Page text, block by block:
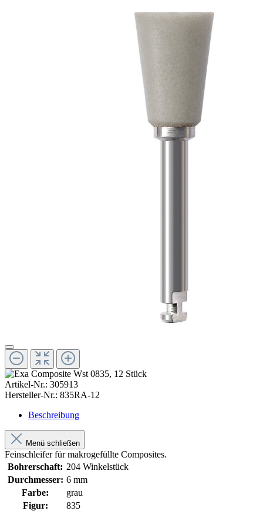
Artikel-Nr.: 305913
Hersteller-Nr.: 835RA-12
Beschreibung
Menü schließen
Feinschleifer für makrogefüllte Composites.
Bohrerschaft: 204 Winkelstück
Durchmesser: 6 mm
Farbe:
grau
Figur:
835